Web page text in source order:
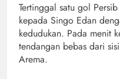
Tertinggal satu gol
kepada Singo Edan
kedudukan. Pada menit
tendangan bebas dari
Arema.